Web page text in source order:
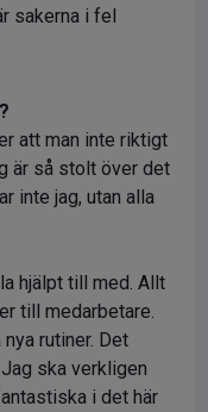
sakerna i fel
att man inte riktigt
är så stolt över det
inte jag, utan alla
hjälpt till med. Allt
till medarbetare.
rutiner. Det
ska verkligen
i det här